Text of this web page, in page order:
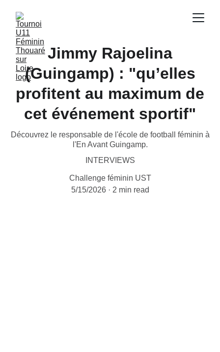
Jimmy Rajoelina
(Guingamp) : "qu’elles
profitent au maximum de
cet événement sportif"
Découvrez le responsable de l'école de football féminin à
l'En Avant Guingamp.
INTERVIEWS
Challenge féminin UST
5/15/2026
2 min read